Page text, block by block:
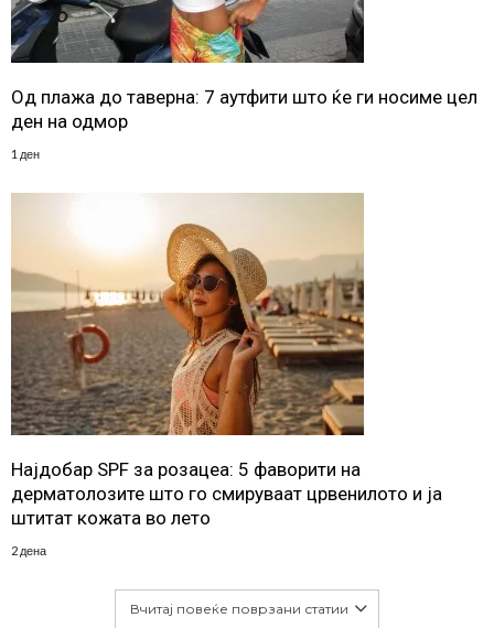
Од плажа до таверна: 7 аутфити што ќе ги носиме цел
ден на одмор
1 ден
Најдобар SPF за розацеа: 5 фаворити на
дерматолозите што го смируваат црвенилото и ја
штитат кожата во лето
2 дена
Вчитај повеќе поврзани статии